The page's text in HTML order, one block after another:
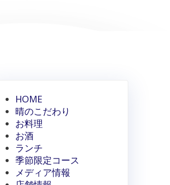
HOME
晴のこだわり
お料理
お酒
ランチ
季節限定コース
メディア情報